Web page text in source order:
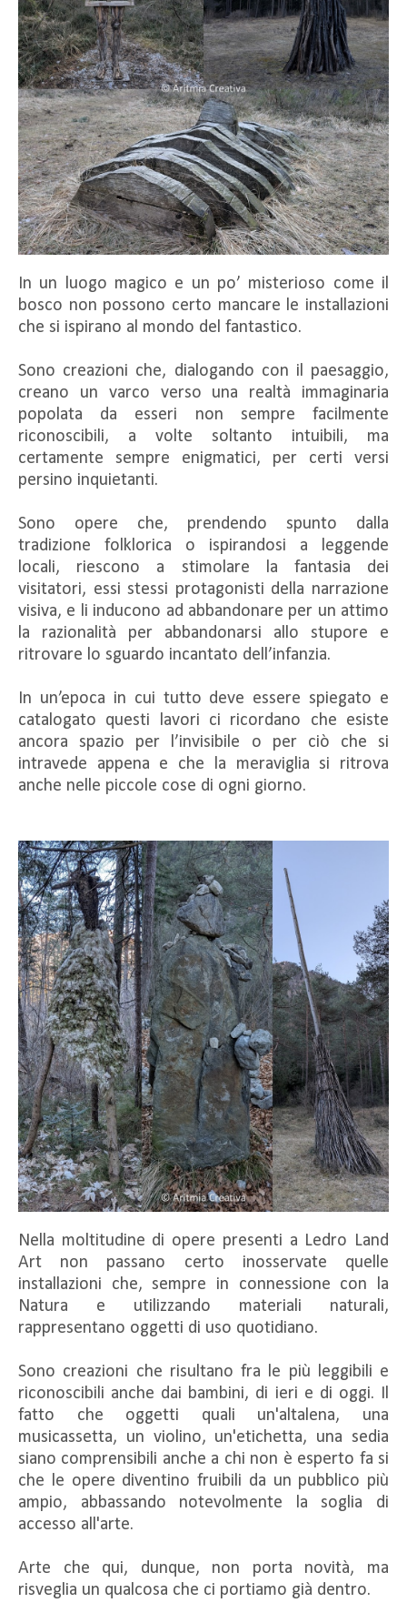
In un luogo magico e un po’ misterioso come il
bosco non possono certo mancare le installazioni
che si ispirano al mondo del fantastico.
Sono creazioni che, dialogando con il paesaggio,
creano un varco verso una realtà immaginaria
popolata da esseri non sempre facilmente
riconoscibili, a volte soltanto intuibili, ma
certamente sempre enigmatici, per certi versi
persino inquietanti.
Sono opere che, prendendo spunto dalla
tradizione folklorica o ispirandosi a leggende
locali, riescono a stimolare la fantasia dei
visitatori, essi stessi protagonisti della narrazione
visiva, e li inducono ad abbandonare per un attimo
la razionalità per abbandonarsi allo stupore e
ritrovare lo sguardo incantato dell’infanzia.
In un’epoca in cui tutto deve essere spiegato e
catalogato questi lavori ci ricordano che esiste
ancora spazio per l’invisibile o per ciò che si
intravede appena e che la meraviglia si ritrova
anche nelle piccole cose di ogni giorno.
Nella moltitudine di opere presenti a Ledro Land
Art non passano certo inosservate quelle
installazioni che, sempre in connessione con la
Natura e utilizzando materiali naturali,
rappresentano oggetti di uso quotidiano.
Sono creazioni che risultano fra le più leggibili e
riconoscibili anche dai bambini, di ieri e di oggi. Il
fatto che oggetti quali un'altalena, una
musicassetta, un violino, un'etichetta, una sedia
siano comprensibili anche a chi non è esperto fa si
che le opere diventino fruibili da un pubblico più
ampio, abbassando notevolmente la soglia di
accesso all'arte.
Arte che qui, dunque, non porta novità, ma
risveglia un qualcosa che ci portiamo già dentro.